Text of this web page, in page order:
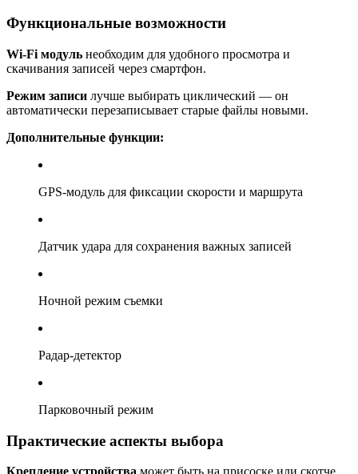
Функциональные возможности
Wi-Fi модуль необходим для удобного просмотра и
скачивания записей через смартфон.
Режим записи лучше выбирать циклический — он
автоматически перезаписывает старые файлы новыми.
Дополнительные функции:
GPS-модуль для фиксации скорости и маршрута
Датчик удара для сохранения важных записей
Ночной режим съемки
Радар-детектор
Парковочный режим
Практические аспекты выбора